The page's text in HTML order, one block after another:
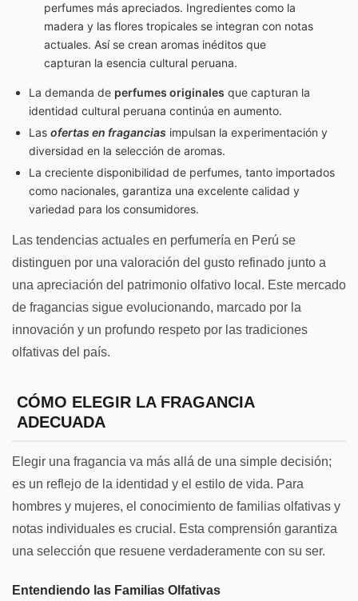
perfumes más apreciados. Ingredientes como la
madera y las flores tropicales se integran con notas
actuales. Así se crean aromas inéditos que
capturan la esencia cultural peruana.
La demanda de perfumes originales que capturan la
identidad cultural peruana continúa en aumento.
Las ofertas en fragancias impulsan la experimentación y
diversidad en la selección de aromas.
La creciente disponibilidad de perfumes, tanto importados
como nacionales, garantiza una excelente calidad y
variedad para los consumidores.
Las tendencias actuales en perfumería en Perú se
distinguen por una valoración del gusto refinado junto a
una apreciación del patrimonio olfativo local. Este mercado
de fragancias sigue evolucionando, marcado por la
innovación y un profundo respeto por las tradiciones
olfativas del país.
CÓMO ELEGIR LA FRAGANCIA
ADECUADA
Elegir una fragancia va más allá de una simple decisión;
es un reflejo de la identidad y el estilo de vida. Para
hombres y mujeres, el conocimiento de familias olfativas y
notas individuales es crucial. Esta comprensión garantiza
una selección que resuene verdaderamente con su ser.
Entendiendo las Familias Olfativas